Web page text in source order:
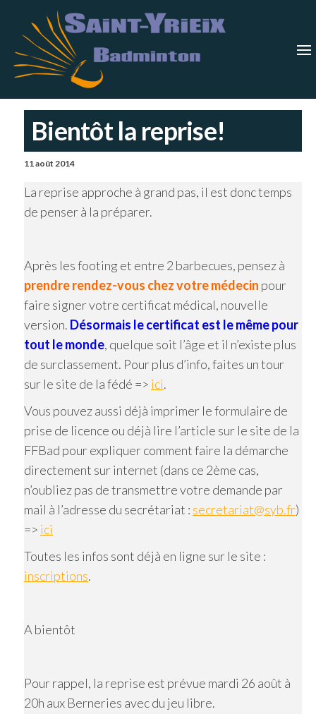
the
content
Bientôt la reprise!
11 août 2014
La reprise approche à grand pas, il est donc temps
de penser à la préparer.
Après les footing et entre 2 barbecues, pensez à
prendre rendez-vous chez votre médecin pour
faire signer votre certificat médical, nouvelle
version. Désormais le certificat est le même pour
tout le monde, quelque soit l’âge et il n’existe plus
de surclassement. Pour plus d’info, faites un tour
sur le site de la fédé => ici.
Vous pouvez aussi déjà imprimer le formulaire de
prise de licence ou déjà lire l’article sur le site de la
FFBad pour expliquer comment faire la démarche
directement sur internet (dans ce 2ème cas,
n’oubliez pas de transmettre votre demande par
mail à l’adresse du secrétariat : secretariat@syb.fr)
=> ici
Toutes les infos sont déjà en ligne sur le site :
inscriptions.
A bientôt
Pour rappel, la reprise est prévue mardi 26 août à
20h aux Berneries avec du jeu libre.